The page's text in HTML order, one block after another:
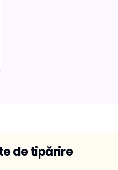
de tipărire